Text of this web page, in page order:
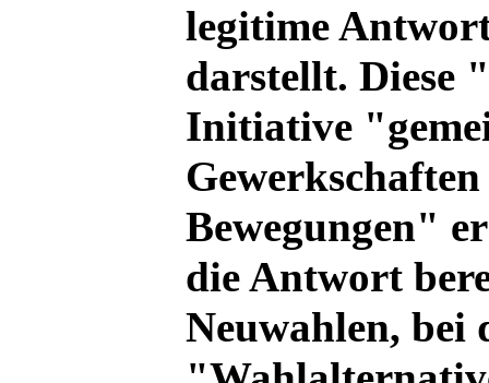
legitime
darstellt. Diese
Initiative
Bewegungen"
die Antwort
Neuwahlen, bei